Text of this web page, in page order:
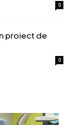
0
proiect de
0